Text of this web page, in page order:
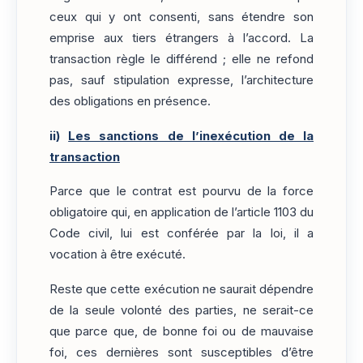
ceux qui y ont consenti, sans étendre son
emprise aux tiers étrangers à l’accord. La
transaction règle le différend ; elle ne refond
pas, sauf stipulation expresse, l’architecture
des obligations en présence.
ii) Les sanctions de l’inexécution de la
transaction
Parce que le contrat est pourvu de la force
obligatoire qui, en application de l’article 1103 du
Code civil, lui est conférée par la loi, il a
vocation à être exécuté.
Reste que cette exécution ne saurait dépendre
de la seule volonté des parties, ne serait-ce
que parce que, de bonne foi ou de mauvaise
foi, ces dernières sont susceptibles d’être